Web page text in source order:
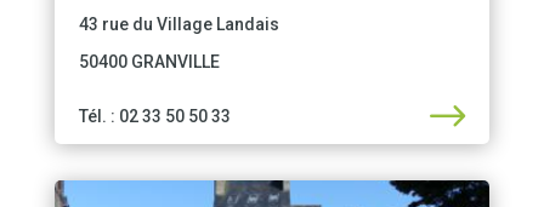
43 rue du Village Landais
50400 GRANVILLE
Tél. : 02 33 50 50 33 $